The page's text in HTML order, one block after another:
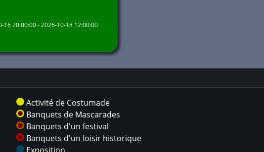
16 20:00:00 - 2026-10-18 12:00:00
Activité de Costumade
Banquets de Mascarades
Banquets d'un festival
Banquets d'un loisir historique